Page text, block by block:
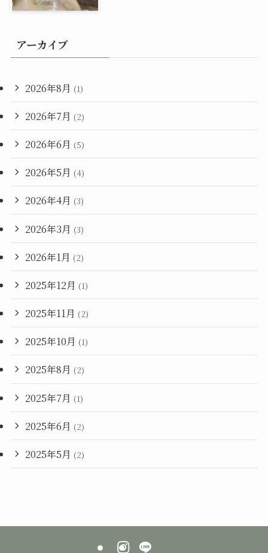
アーカイブ
2026年8月 (1)
2026年7月 (2)
2026年6月 (5)
2026年5月 (4)
2026年4月 (3)
2026年3月 (3)
2026年1月 (2)
2025年12月 (1)
2025年11月 (2)
2025年10月 (1)
2025年8月 (2)
2025年7月 (1)
2025年6月 (2)
2025年5月 (2)